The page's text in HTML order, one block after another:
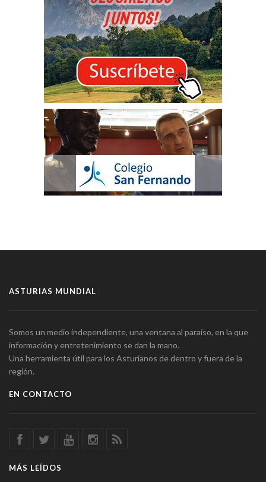
ASTURIAS MUNDIAL
Somos un medio independiente, una ventana al paraíso, en la que
información y entretenimiento se dan la mano.
Una herramienta útil para los Asturianos de dentro y fuera de la
región.
EN CONTACTO
MÁS LEÍDOS